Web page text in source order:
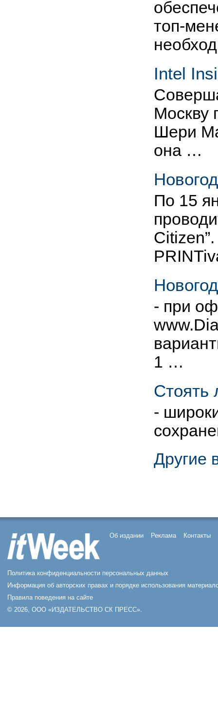
топ-
Intel
Москву
Шери
она …
По 15
- при
1 …
Стоять
-
Другие
Об издании Реклама Контакты
Политика конфиденциальности персональных данных
Информация об авторских правах и порядке использования
Правила поведения на сайте
© 2026, ООО «ИЗДАТЕЛЬСТВО СК ПРЕСС».